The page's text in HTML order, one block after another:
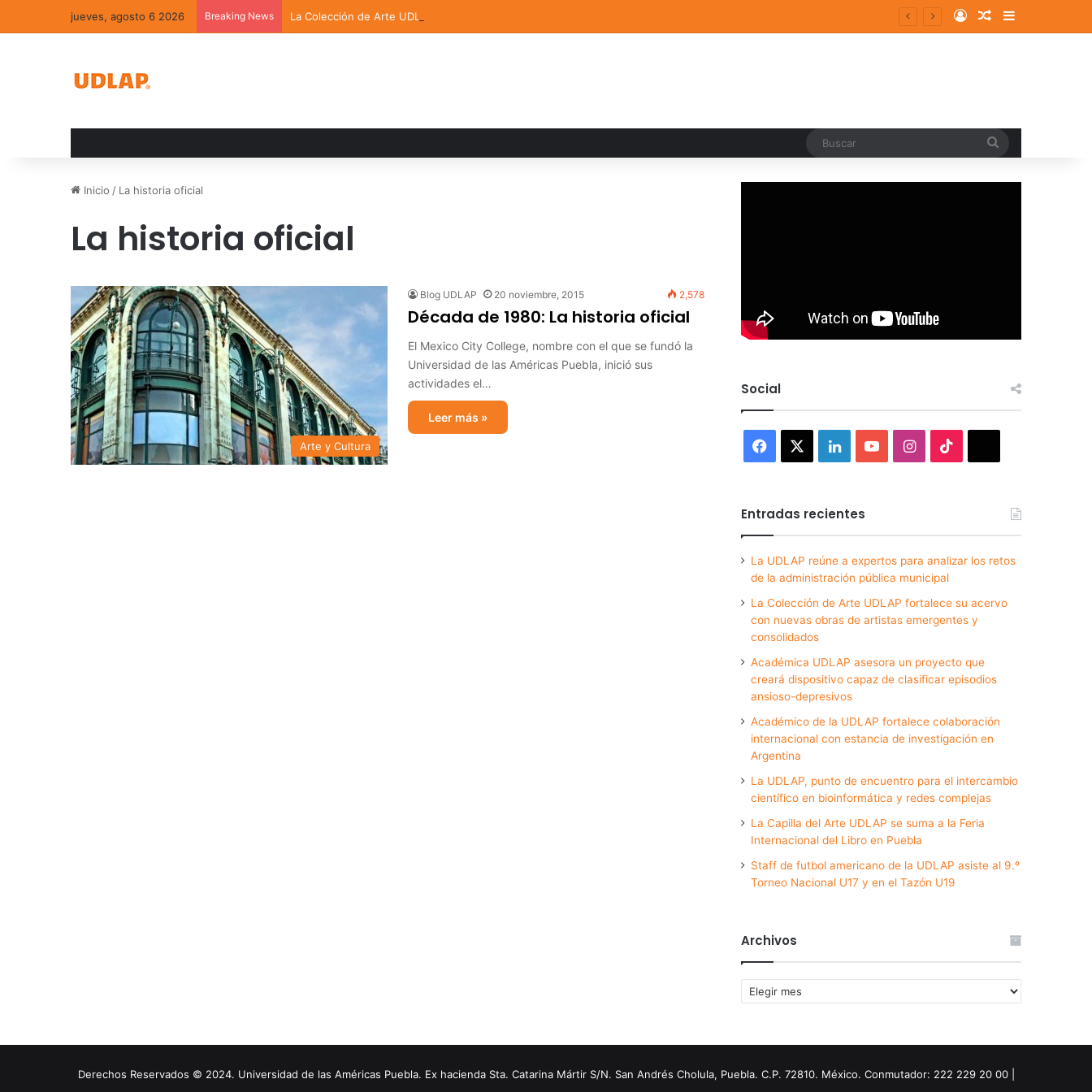
jueves, agosto 6 2026 Breaking News La Colección de Arte UDLAP fortalece su acervo con nuevas obras de artistas emergentes y consolidados Log InRandom Article
Sidebar
Inicio / La historia oficial
La historia oficial
Arte y Cultura
Blog UDLAP 20 noviembre, 2015 2,578
Década de 1980: La historia oficial
El Mexico City College, nombre con el que se fundó la
Universidad de las Américas Puebla, inició sus
actividades el…
Leer más »
Social
Facebook LinkedInYouTubeInstagram
Entradas recientes
La UDLAP reúne a expertos para analizar los retos
de la administración pública municipal
La Colección de Arte UDLAP fortalece su acervo
con nuevas obras de artistas emergentes y
consolidados
Académica UDLAP asesora un proyecto que
creará dispositivo capaz de clasificar episodios
ansioso-depresivos
Académico de la UDLAP fortalece colaboración
internacional con estancia de investigación en
Argentina
La UDLAP, punto de encuentro para el intercambio
científico en bioinformática y redes complejas
La Capilla del Arte UDLAP se suma a la Feria
Internacional del Libro en Puebla
Staff de futbol americano de la UDLAP asiste al 9.º
Torneo Nacional U17 y en el Tazón U19
Archivos
Archivos
Derechos Reservados © 2024. Universidad de las Américas Puebla. Ex hacienda Sta. Catarina Mártir S/N. San Andrés Cholula, Puebla. C.P. 72810. México. Conmutador: 222 229 20 00 |